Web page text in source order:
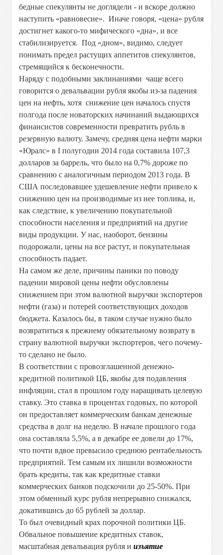
бедные спекулянты не доглядели - и вскоре должно
наступить «равновесие». Иначе говоря, «цена» рубля
достигнет какого-то мифического «дна», и все
стабилизируется. Под «дном», видимо, следует
понимать предел растущих аппетитов спекулянтов,
стремящийся к бесконечности.
Наряду с подобными заклинаниями чаще всего
говорится о девальвации рубля якобы из-за падения
цен на нефть, хотя снижение цен началось спустя
полгода после новаторских начинаний выдающихся
финансистов современности превратить рубль в
резервную валюту. Замечу, средняя цена нефти марки
«Юралс» в I полугодии 2014 года составила 107,3
долларов за баррель, что было на 0,7% дороже по
сравнению с аналогичным периодом 2013 года. В
США последовавшее удешевление нефти привело к
снижению цен на производимые из нее топлива, и,
как следствие, к увеличению покупательной
способности населения и предприятий на другие
виды продукции. У нас, наоборот, бензины
подорожали, цены на все растут, и покупательная
способность падает.
На самом же деле, причины паники по поводу
падении мировой цены нефти обусловлены
снижением при этом валютной выручки экспортеров
нефти (газа) и потерей соответствующих доходов
бюджета. Казалось бы, в таком случае нужно было
возвратиться к прежнему обязательному возврату в
страну валютной выручки экспортеров, чего почему-
то сделано не было.
В соответствии с провозглашенной денежно-
кредитной политикой ЦБ, якобы для подавления
инфляции, стал в прошлом году наращивать целевую
ставку. Это ставка в процентах годовых, по которой
он предоставляет коммерческим банкам денежные
средства в долг на неделю. В начале прошлого года
она составляла 5,5%, а в декабре ее довели до 17%,
что почти вдвое превысило среднюю рентабельность
предприятий. Тем самым их лишили возможности
брать кредиты, так как кредитные ставки
коммерческих банков подскочили до 25-50%. При
этом обменный курс рубля непрерывно снижался,
докатившись до 65 рублей за доллар.
То был очевидный крах порочной политики ЦБ.
Обвальное повышение кредитных ставок,
масштабная девальвация рубля иизъятие